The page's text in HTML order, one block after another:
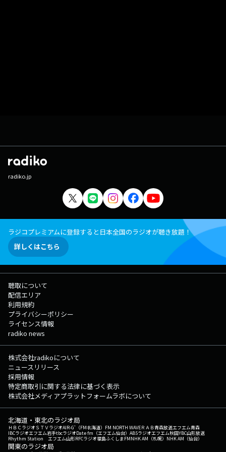
radiko.jp
ラジコプレミアムに登録すると日本全国のラジオが聴き放題！
詳しくはこちら
聴取について
配信エリア
利用規約
プライバシーポリシー
ライセンス情報
radiko news
株式会社radikoについて
ニュースリリース
採用情報
特定商取引に関する法律に基づく表示
株式会社メディアプラットフォームラボについて
北海道・東北のラジオ局
ＨＢＣラジオＳＴＶラジオAIR-G'（FM北海道） FM NORTH WAVEＲＡＢ青森放送エフエム青森
IBCラジオエフエム岩手tbcラジオDate fm（エフエム仙台） ABSラジオエフエム秋田YBC山形放送
Rhythm Station エフエム山形RFCラジオ福島ふくしまFMNHK AM（札幌） NHK AM（仙台）
関東のラジオ局